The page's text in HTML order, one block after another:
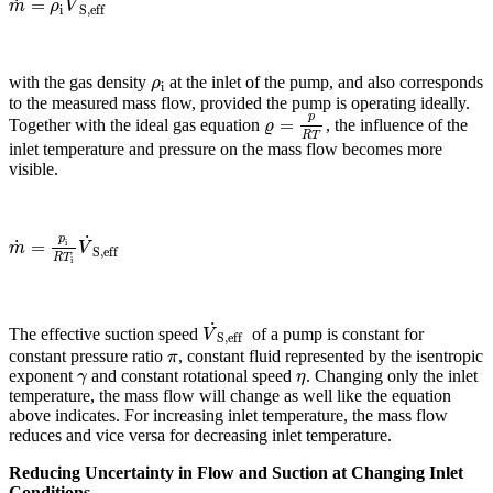
m
˙ = ρi V S,eff
m˙ =ρ V ˙S,eff
with the gas density ρi
ρi at the inlet of the pump, and also corresponds
to the measured mass flow, provided the pump is operating ideally.
Together with the ideal gas equation ϱ =
p
RT
ϱ=pRT
, the influence of the
inlet temperature and pressure on the mass flow becomes more
visible.
m
˙ = pi
RTi
V˙S,eff
m˙ =p RTi V˙S,eff
The effective suction speed V˙S,eff
V˙S,effof a pump is constant for
constant pressure ratio π
π, constant fluid represented by the isentropic
exponent γ
γ and constant rotational speedη
η. Changing only the inlet
temperature, the mass flow will change as well like the equation
above indicates. For increasing inlet temperature, the mass flow
reduces and vice versa for decreasing inlet temperature.
Reducing Uncertainty in Flow and Suction at Changing Inlet